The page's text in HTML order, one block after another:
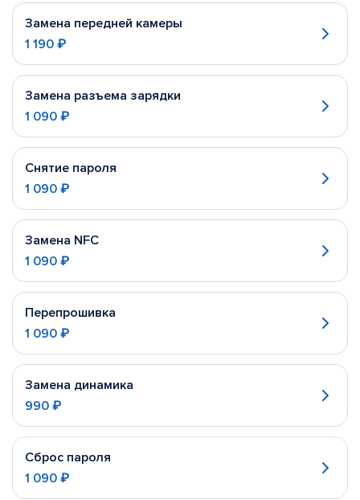
Замена передней камеры
1 190 ₽
Замена разъема зарядки
1 090 ₽
Снятие пароля
1 090 ₽
Замена NFC
1 090 ₽
Перепрошивка
1 090 ₽
Замена динамика
990 ₽
Сброс пароля
1 090 ₽